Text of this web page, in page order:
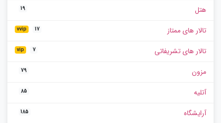
هتل 19
تالار های ممتاز vvip 17
تالار های تشریفاتی vip 7
مزون 79
آتلیه 85
آرایشگاه 185